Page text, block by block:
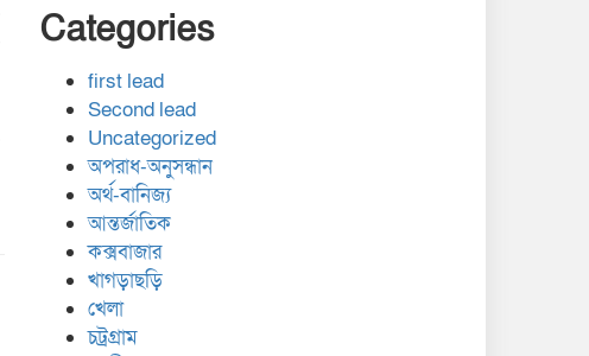
Categories
first lead
Second lead
Uncategorized
অপরাধ-অনুসন্ধান
অর্থ-বানিজ্য
আন্তর্জাতিক
কক্সবাজার
খাগড়াছড়ি
খেলা
চট্রগ্রাম